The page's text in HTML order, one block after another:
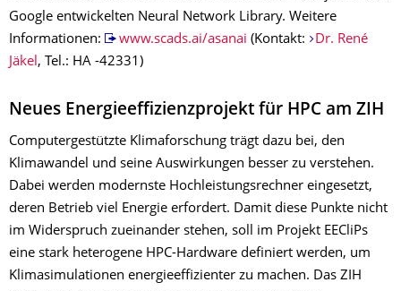
Google entwickelten Neural Network Library. Weitere
Informationen:
www.scads.ai/asanai (Kontakt:
Dr. René
Jäkel, Tel.: HA -42331)
Neues Energieeffizienzprojekt für HPC am ZIH
Computergestützte Klimaforschung trägt dazu bei, den
Klimawandel und seine Auswirkungen besser zu verstehen.
Dabei werden modernste Hochleistungsrechner eingesetzt,
deren Betrieb viel Energie erfordert. Damit diese Punkte nicht
im Widerspruch zueinander stehen, soll im Projekt EECliPs
eine stark heterogene HPC-Hardware deﬁniert werden, um
Klimasimulationen energieeffizienter zu machen. Das ZIH